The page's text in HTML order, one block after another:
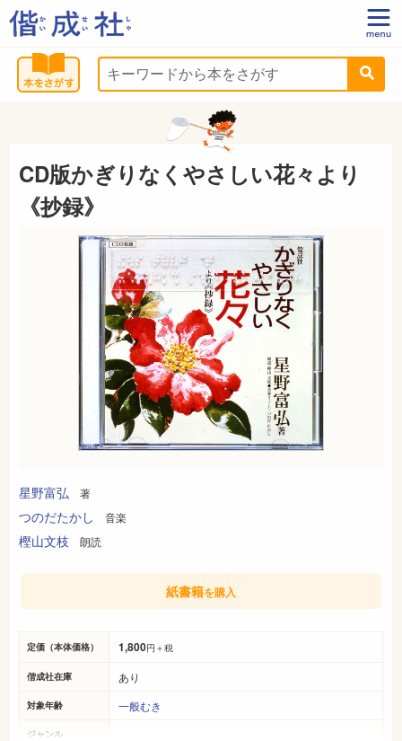
CD版かぎりなくやさしい花々より
《抄録》
星野富弘 著
つのだたかし 音楽
樫山文枝 朗読
定価（本体価格） 1,800円＋税
偕成社在庫 あり
対象年齢 一般むき
ジャンル
紙書籍を購入